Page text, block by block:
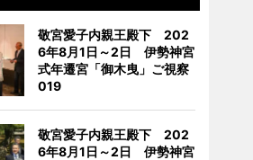
敬宮愛子内親王殿下 202
6年8月1日～2日 伊勢神宮
式年遷宮「御木曳」ご視察
019
敬宮愛子内親王殿下 202
6年8月1日～2日 伊勢神宮